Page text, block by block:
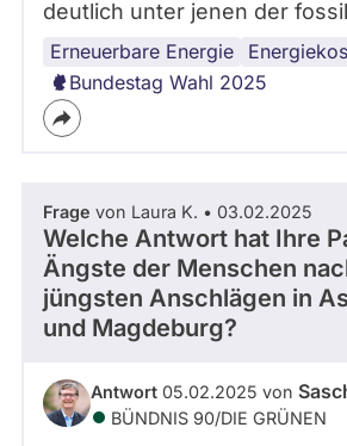
deutlich unter jenen der
Erneuerbare Energie
Bundestag Wahl 2025
Frage von Laura K. • 03.02.2025
Welche Antwort hat Ihre
Ängste der Menschen
jüngsten Anschlägen in
und Magdeburg?
Antwort 05.02.2025 von
BÜNDNIS 90/­DIE GRÜNEN